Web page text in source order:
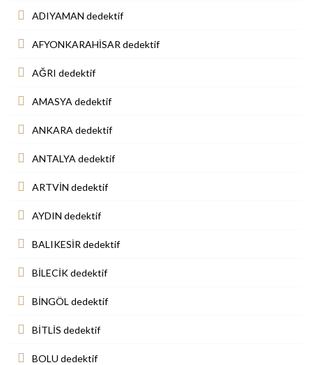
ADIYAMAN dedektif
AFYONKARAHİSAR dedektif
AĞRI dedektif
AMASYA dedektif
ANKARA dedektif
ANTALYA dedektif
ARTVİN dedektif
AYDIN dedektif
BALIKESİR dedektif
BİLECİK dedektif
BİNGÖL dedektif
BİTLİS dedektif
BOLU dedektif